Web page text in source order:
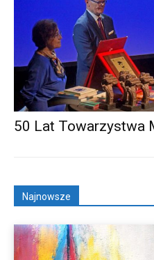
50 Lat Towarzystwa
Najnowsze